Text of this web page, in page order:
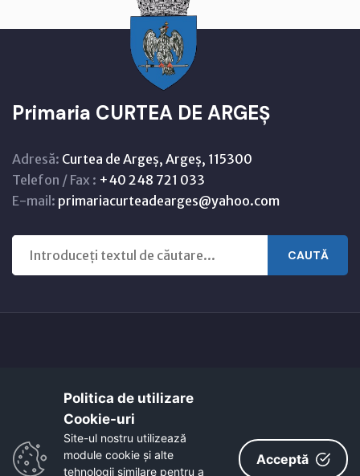
Primaria CURTEA DE ARGEȘ
Adresă: Curtea de Argeș, Argeș, 115300
Telefon / Fax : +40 248 721 033
E-mail: primariacurteadearges@yahoo.com
CAUTĂ
Harta orasului
Link-uri utile
EcoActive: Citizens for a Sustainable Europe
EcoActive: Citizens for a Sustainable Europe - Santiago
Politica de utilizare
Cookie-uri‎
Site-ul nostru utilizează
module cookie și alte
tehnologii similare pentru a
Acceptă